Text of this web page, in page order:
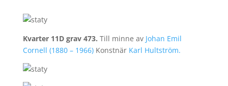
Kvarter 11D grav 473. Till minne av Johan Emil
Cornell (1880 – 1966)Konstnär Karl Hultström.